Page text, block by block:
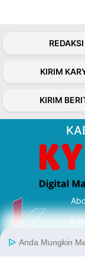
REDAKSI
KIRIM
KIRIM